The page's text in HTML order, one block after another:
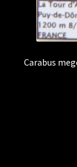
Carabus